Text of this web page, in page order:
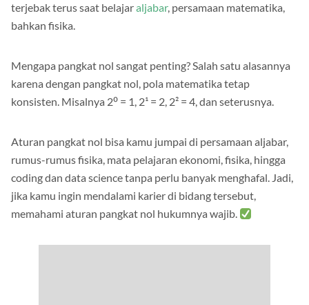
terjebak terus saat belajaraljabar, persamaan matematika,
bahkan fisika.
Mengapa pangkat nol sangat penting? Salah satu alasannya
karena dengan pangkat nol, pola matematika tetap
konsisten. Misalnya 2⁰ = 1, 2¹ = 2, 2² = 4, dan seterusnya.
Aturan pangkat nol bisa kamu jumpai di persamaan aljabar,
rumus-rumus fisika, mata pelajaran ekonomi, fisika, hingga
coding dan data science tanpa perlu banyak menghafal. Jadi,
jika kamu ingin mendalami karier di bidang tersebut,
memahami aturan pangkat nol hukumnya wajib.